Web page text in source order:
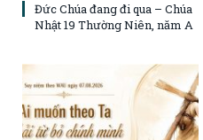
Đức Chúa đang đi qua – Chúa
Nhật 19 Thường Niên, năm A